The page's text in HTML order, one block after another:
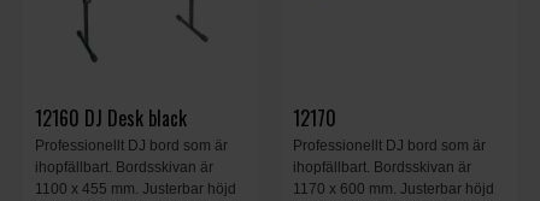
12160 DJ Desk black
Professionellt DJ bord som är
ihopfällbart. Bordsskivan är
1100 x 455 mm. Justerbar höjd
12170
Professionellt DJ bord som är
ihopfällbart. Bordsskivan är
1170 x 600 mm. Justerbar höjd